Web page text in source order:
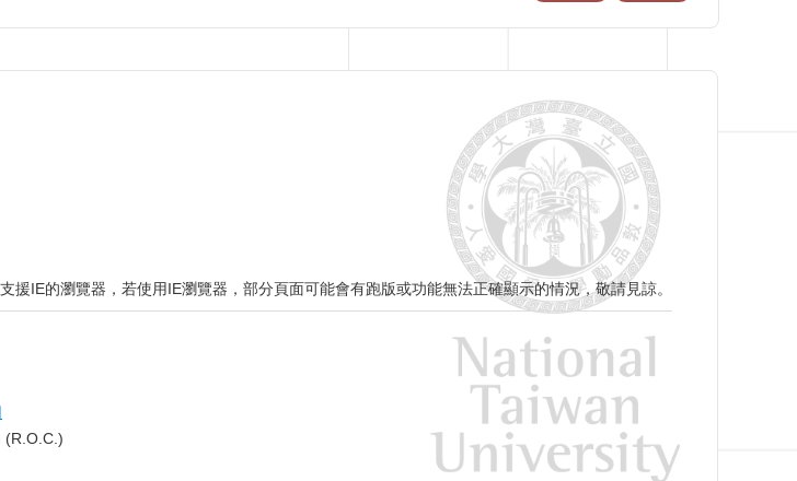
IE的瀏覽器，若使用IE瀏覽器，部分頁面可能會有跑版或功能無法正確顯示的情況，敬請見諒。
(R.O.C.)